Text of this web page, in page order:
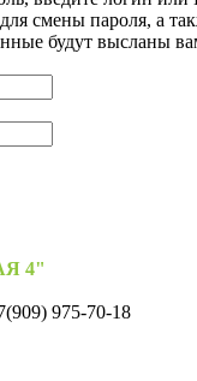
смены пароля, а
будут высланы
4"
975-70-18